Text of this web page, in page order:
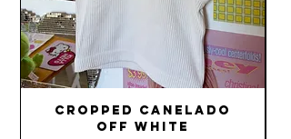
Cropped Canelado
Off White